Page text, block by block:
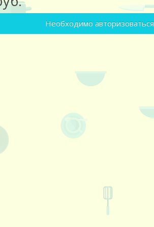
Необходимо авторизоваться